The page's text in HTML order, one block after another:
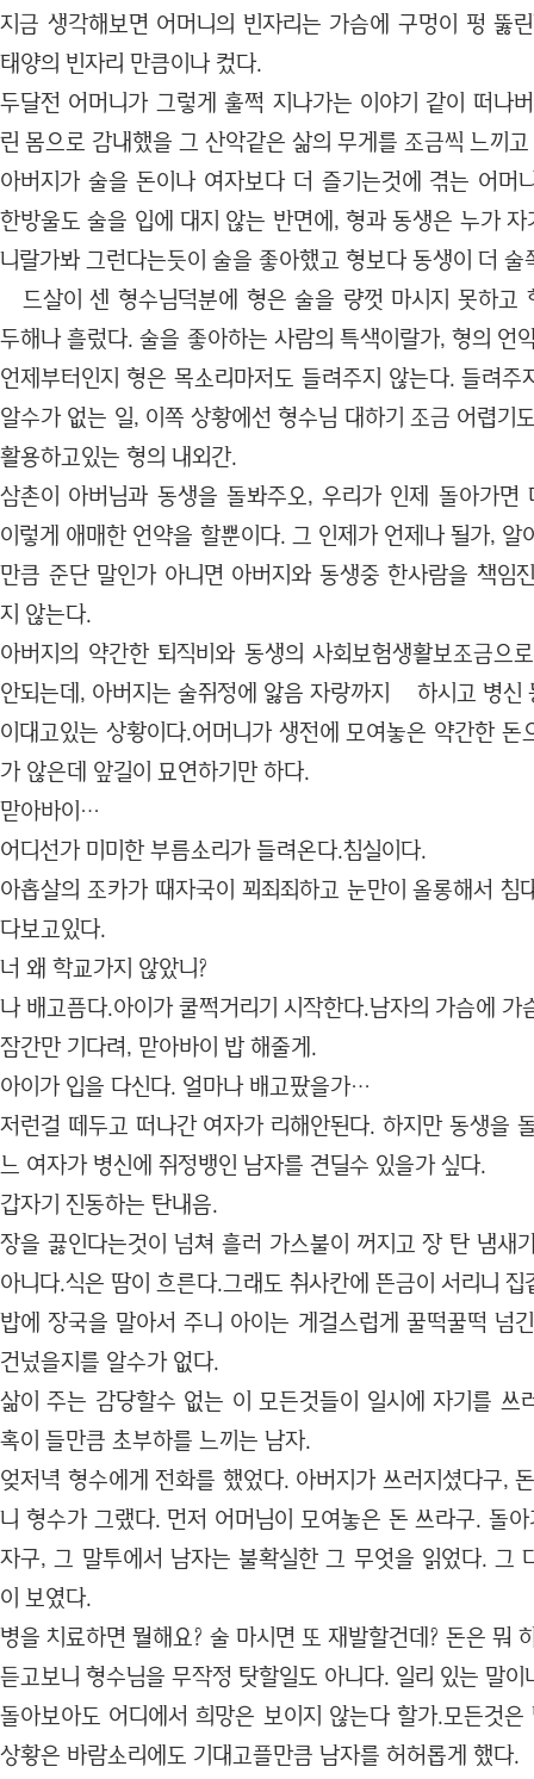
지금 생각해보면 어머니의 빈자리는 가슴에 구멍이 펑 뚫
태양의 빈자리 만큼이나 컸다.
두달전 어머니가 그렇게 훌쩍 지나가는 이야기 같이 떠나
린 몸으로 감내했을 그 산악같은 삶의 무게를 조금씩 느끼
아버지가 술을 돈이나 여자보다 더 즐기는것에 겪는 어머
한방울도 술을 입에 대지 않는 반면에, 형과 동생은 누가 자
니랄가봐 그런다는듯이 술을 좋아했고 형보다 동생이 더 술
드살이 센 형수님덕분에 형은 술을 량껏 마시지 못하고
두해나 흘렀다. 술을 좋아하는 사람의 특색이랄가, 형의 언
언제부터인지 형은 목소리마저도 들려주지 않는다. 들려주
알수가 없는 일, 이쪽 상황에선 형수님 대하기 조금 어렵기
활용하고있는 형의 내외간.
삼촌이 아버님과 동생을 돌봐주오, 우리가 인제 돌아가면
이렇게 애매한 언약을 할뿐이다. 그 인제가 언제나 될가, 알
만큼 준단 말인가 아니면 아버지와 동생중 한사람을 책임
지 않는다.
아버지의 약간한 퇴직비와 동생의 사회보험생활보조금으
안되는데, 아버지는 술쥐정에 앓음 자랑까지 하시고 병
이대고있는 상황이다.어머니가 생전에 모여놓은 약간한 돈
가 않은데 앞길이 묘연하기만 하다.
맏아바이…
어디선가 미미한 부름소리가 들려온다.침실이다.
아홉살의 조카가 때자국이 꾀죄죄하고 눈만이 올롱해서 침
다보고있다.
너 왜 학교가지 않았니?
나 배고픔다.아이가 쿨쩍거리기 시작한다.남자의 가슴에 가
잠간만 기다려, 맏아바이 밥 해줄게.
아이가 입을 다신다. 얼마나 배고팠을가…
저런걸 떼두고 떠나간 여자가 리해안된다. 하지만 동생을
느 여자가 병신에 쥐정뱅인 남자를 견딜수 있을가 싶다.
갑자기 진동하는 탄내음.
장을 끓인다는것이 넘쳐 흘러 가스불이 꺼지고 장 탄 냄새
아니다.식은 땀이 흐른다.그래도 취사칸에 뜬금이 서리니
밥에 장국을 말아서 주니 아이는 게걸스럽게 꿀떡꿀떡 넘
건넜을지를 알수가 없다.
삶이 주는 감당할수 없는 이 모든것들이 일시에 자기를 쓰
혹이 들만큼 초부하를 느끼는 남자.
엊저녁 형수에게 전화를 했었다. 아버지가 쓰러지셨다구,
니 형수가 그랬다. 먼저 어머님이 모여놓은 돈 쓰라구. 돌
자구, 그 말투에서 남자는 불확실한 그 무엇을 읽었다. 그
이 보였다.
병을 치료하면 뭘해요? 술 마시면 또 재발할건데? 돈은 뭐
듣고보니 형수님을 무작정 탓할일도 아니다. 일리 있는 말이
돌아보아도 어디에서 희망은 보이지 않는다 할가.모든것
상황은 바람소리에도 기대고플만큼 남자를 허허롭게 했다.